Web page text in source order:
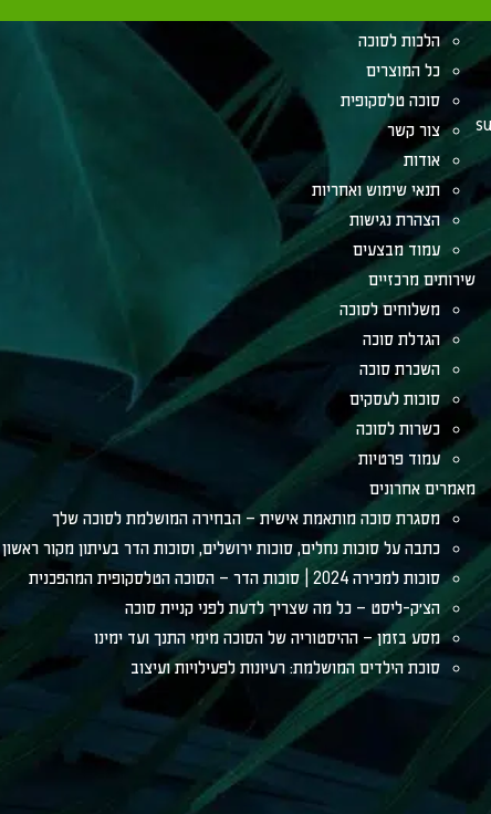
הלכות לסוכה
כל המוצרים
סוכה טלסקופית
צור קשר
אודות
תנאי שימוש ואחריות
הצהרת נגישות
עמוד מבצעים
שירותים מרכזיים
משלוחים לסוכה
הגדלת סוכה
השכרת סוכה
סוכות לעסקים
כשרות לסוכה
עמוד פרטיות
מאמרים אחרונים
מסגרת סוכה מותאמת אישית – הבחירה המושלמת לסוכה שלך
כתבה על סוכות נחלים, סוכות ירושלים, וסוכות הדר בעיתון מקור ראשון
סוכות למכירה 2024 | סוכות הדר – הסוכה הטלסקופית המהפכנית
הצ׳ק-ליסט – כל מה שצריך לדעת לפני קניית סוכה
מסע בזמן – ההיסטוריה של הסוכה מימי התנך ועד ימינו
סוכת הילדים המושלמת: רעיונות לפעילויות ועיצוב